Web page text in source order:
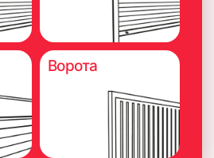
Ворота